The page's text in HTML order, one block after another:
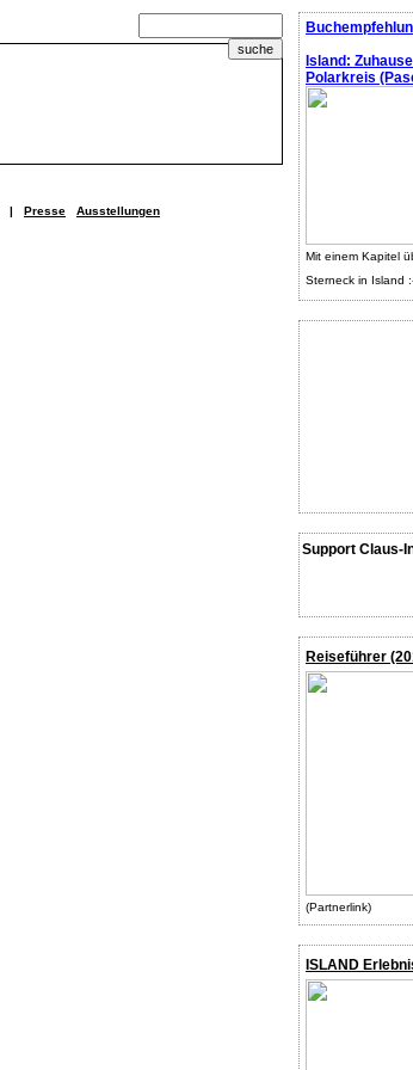
Island:
Polarkreis
Mit einem Kapitel
Sterneck in Island
Support Claus-
Reiseführer
(Partnerlink)
ISLAND
| Presse Ausstellungen